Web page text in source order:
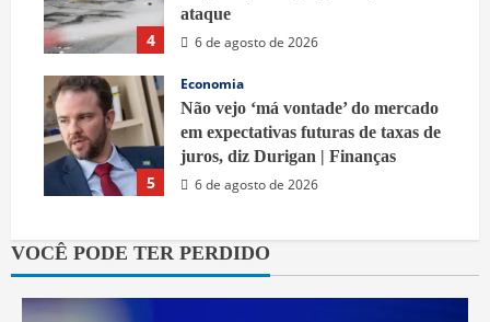
4
ataque
6 de agosto de 2026
5
Economia
Não vejo ‘má vontade’ do mercado
em expectativas futuras de taxas de
juros, diz Durigan | Finanças
6 de agosto de 2026
VOCÊ PODE TER PERDIDO